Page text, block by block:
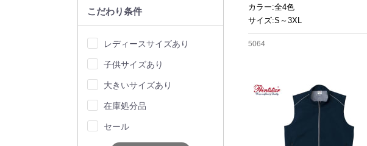
こだわり条件
レディースサイズあり
子供サイズあり
大きいサイズあり
在庫処分品
セール
カラー:全4色
サイズ:S～3XL
5064